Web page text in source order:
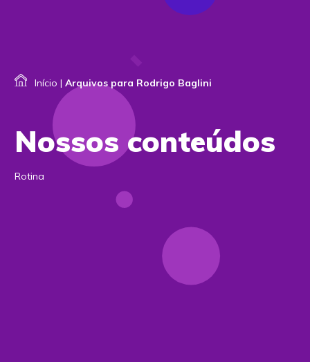
Início | Arquivos para Rodrigo Baglini
Nossos conteúdos
Rotina